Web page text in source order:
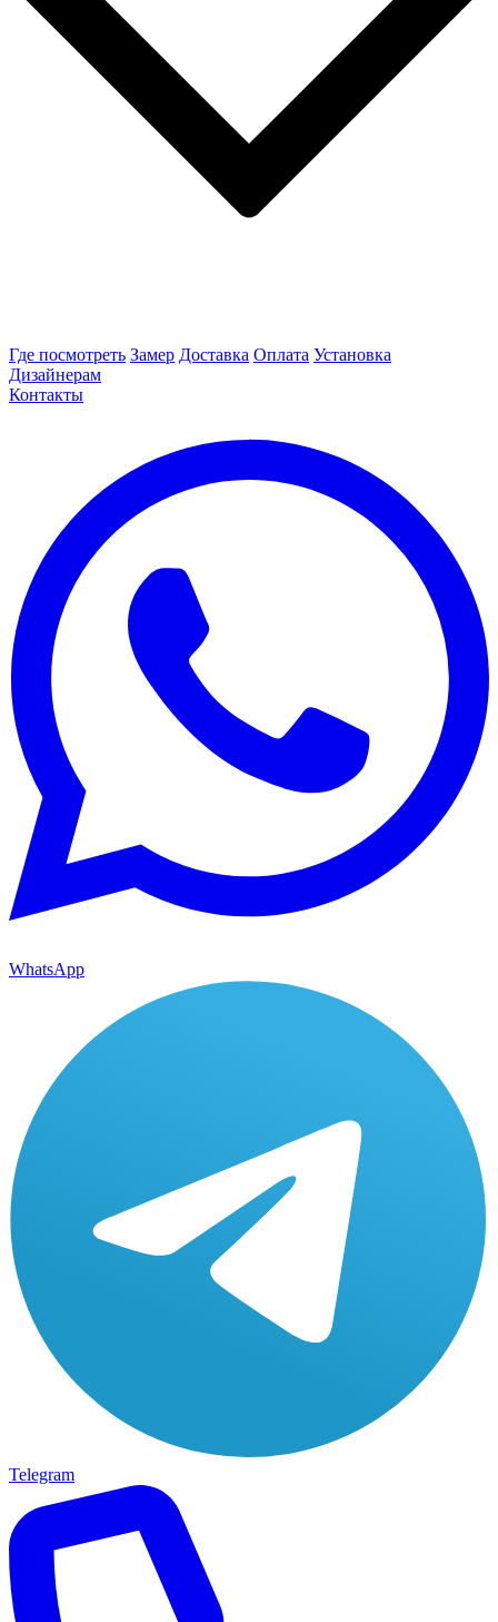
Где посмотреть Замер Доставка Оплата Установка
Дизайнерам
Контакты
WhatsApp
Telegram